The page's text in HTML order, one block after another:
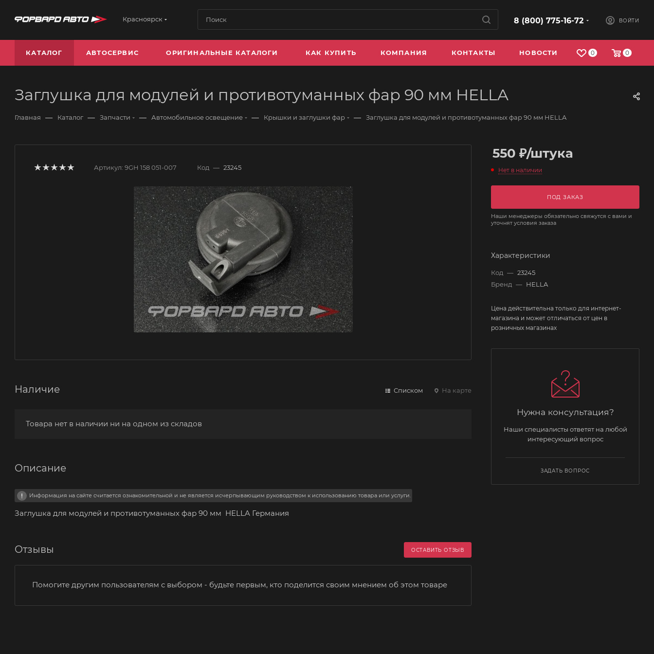
Красноярск 8 (800) 775-16-72 ВОЙТИ
0 0
КАТАЛОГ АВТОСЕРВИС ОРИГИНАЛЬНЫЕ КАТАЛОГИ КАК КУПИТЬ КОМПАНИЯ КОНТАКТЫ НОВОСТИ
Заглушка для модулей и противотуманных фар 90 мм HELLA
Главная — Каталог — Запчасти — Автомобильное освещение — Крышки и заглушки фар — Заглушка для модулей и противотуманных фар 90 мм HELLA
Артикул: 9GH 158 051-007 Код — 23245
Наличие Списком На карте
Товара нет в наличии ни на одном из складов
Описание
Информация на сайте считается ознакомительной и не является исчерпывающим руководством к использованию товара или услуги.
Заглушка для модулей и противотуманных фар 90 мм HELLA Германия
Отзывы ОСТАВИТЬ ОТЗЫВ
Помогите другим пользователям с выбором - будьте первым, кто поделится своим мнением об этом товаре
550 ₽/штука
Нет в наличии
ПОД ЗАКАЗ
Наши менеджеры обязательно свяжутся с вами и
уточнят условия заказа
Характеристики
Код — 23245
Бренд — HELLA
Цена действительна только для интернет-
магазина и может отличаться от цен в
розничных магазинах
Нужна консультация?
Наши специалисты ответят на любой
интересующий вопрос
ЗАДАТЬ ВОПРОС